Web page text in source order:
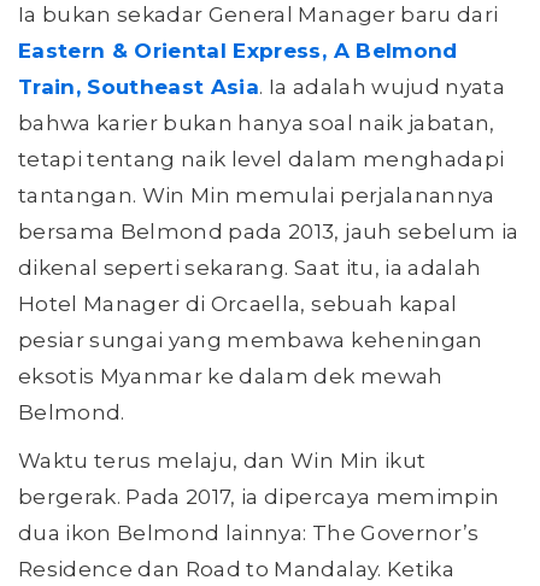
Ia bukan sekadar General Manager baru dari
Eastern & Oriental Express, A Belmond
Train, Southeast Asia. Ia adalah wujud nyata
bahwa karier bukan hanya soal naik jabatan,
tetapi tentang naik level dalam menghadapi
tantangan. Win Min memulai perjalanannya
bersama Belmond pada 2013, jauh sebelum ia
dikenal seperti sekarang. Saat itu, ia adalah
Hotel Manager di Orcaella, sebuah kapal
pesiar sungai yang membawa keheningan
eksotis Myanmar ke dalam dek mewah
Belmond.
Waktu terus melaju, dan Win Min ikut
bergerak. Pada 2017, ia dipercaya memimpin
dua ikon Belmond lainnya: The Governor’s
Residence dan Road to Mandalay. Ketika